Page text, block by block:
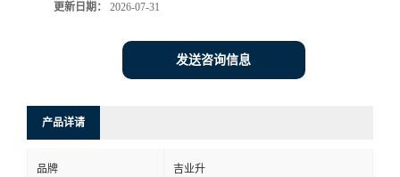
更新日期： 2026-07-31
发送咨询信息
产品详请
品牌 吉业升